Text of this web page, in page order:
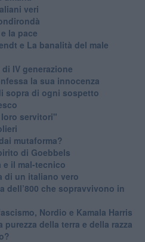
veri
la pace
e La banalità del male
IV generazione
la sua innocenza
sopra di ogni sospetto
servitori"
mutaforma?
di Goebbels
e il mal-tecnico
di un italiano vero
dell’800 che sopravvivono in
Nordio e Kamala Harris
della terra e della razza